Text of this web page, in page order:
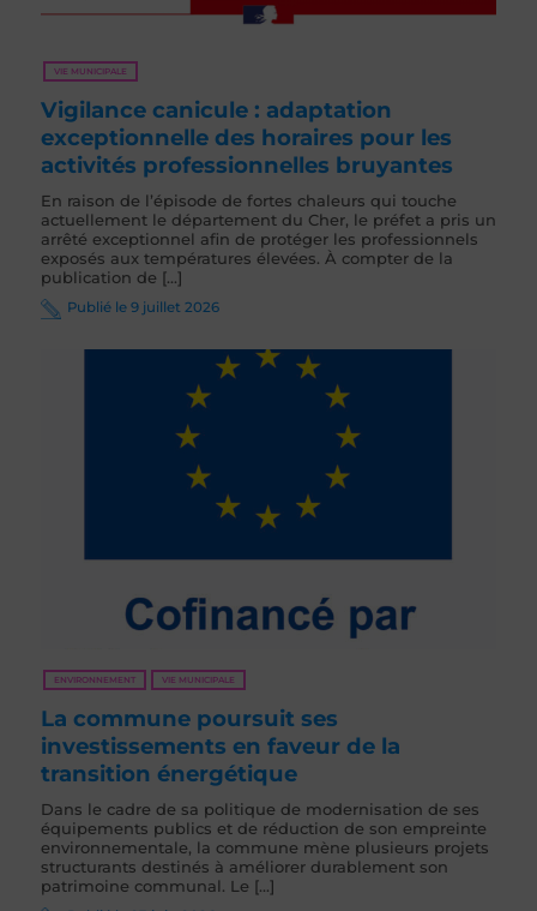
VIE MUNICIPALE
Vigilance canicule : adaptation
exceptionnelle des horaires pour les
activités professionnelles bruyantes
En raison de l’épisode de fortes chaleurs qui touche
actuellement le département du Cher, le préfet a pris un
arrêté exceptionnel afin de protéger les professionnels
exposés aux températures élevées. À compter de la
publication de [...]
Publié le 9 juillet 2026
ENVIRONNEMENT VIE MUNICIPALE
La commune poursuit ses
investissements en faveur de la
transition énergétique
Dans le cadre de sa politique de modernisation de ses
équipements publics et de réduction de son empreinte
environnementale, la commune mène plusieurs projets
structurants destinés à améliorer durablement son
patrimoine communal. Le [...]